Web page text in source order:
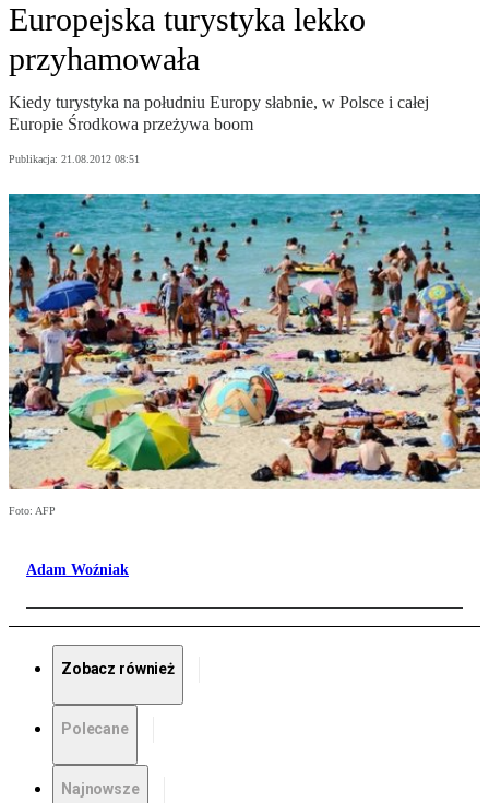
Europejska turystyka lekko
przyhamowała
Kiedy turystyka na południu Europy słabnie, w Polsce i całej
Europie Środkowa przeżywa boom
Publikacja: 21.08.2012 08:51
Foto: AFP
Adam Woźniak
Zobacz również
Polecane
Najnowsze